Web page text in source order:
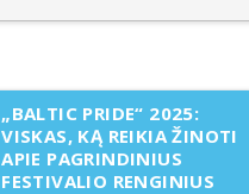
„BALTIC PRIDE“ 2025:
VISKAS, KĄ REIKIA ŽINOTI
APIE PAGRINDINIUS
FESTIVALIO RENGINIUS